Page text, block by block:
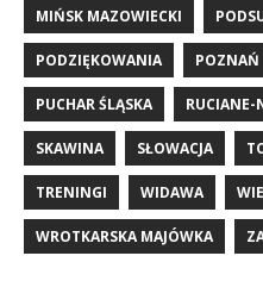
MIŃSK MAZOWIECKI
PODZIĘKOWANIA POZNAŃ
PUCHAR ŚLĄSKA RUCIANE-
SKAWINA SŁOWACJA
TRENINGI WIDAWA
WROTKARSKA MAJÓWKA